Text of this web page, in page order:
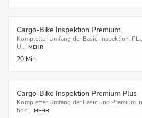
Cargo-Bike Inspektion Premium
Kompletter Umfang der Basic-Inspektion:
U... MEHR
20 Min.
Cargo-Bike Inspektion Premium Plus
Kompletter Umfang der Basic und Premium
hoc... MEHR